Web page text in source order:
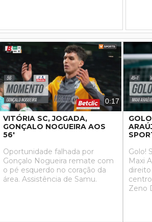
0:17
VITÓRIA SC, JOGADA,
GONÇALO NOGUEIRA AOS
56'
Oportunidade falhada por
Gonçalo Nogueira remate com
o pé esquerdo no coração da
área. Assistência de Samu.
Golo!
Maxi
Zeno